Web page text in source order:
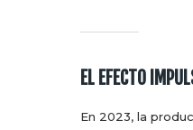
EL EFECTO
En 2023, la